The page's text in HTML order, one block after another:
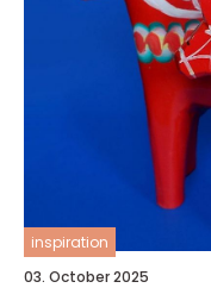
inspiration
03. October 2025